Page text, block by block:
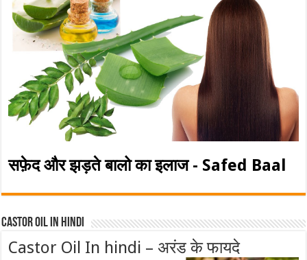
सफ़ेद और झड़ते बालो का इलाज - Safed Baal
Castor Oil In Hindi
Castor Oil In hindi – अरंड के फायदे